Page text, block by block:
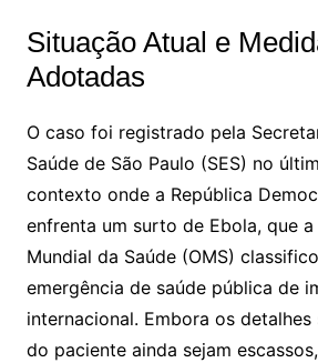
Situação Atual e
Adotadas
O caso foi registrado pela
Saúde de São Paulo (SES) no
contexto onde a República
enfrenta um surto de Ebola, que
Mundial da Saúde (OMS)
emergência de saúde pública de
internacional. Embora os
do paciente ainda sejam